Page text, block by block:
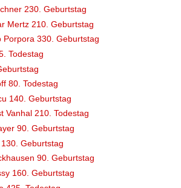
230. Geburtstag
Mertz 210. Geburtstag
330. Geburtstag
Todestag
80. Todestag
140. Geburtstag
Vanhal 210. Todestag
90. Geburtstag
Geburtstag
90. Geburtstag
160. Geburtstag